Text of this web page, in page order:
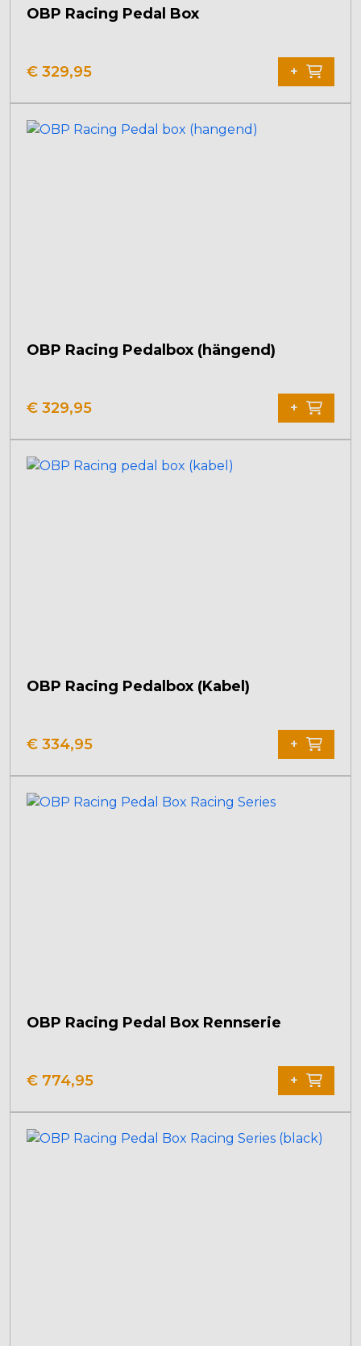
OBP Racing Pedal Box
€ 329,95 +
OBP Racing Pedalbox (hängend)
€ 329,95 +
OBP Racing Pedalbox (Kabel)
€ 334,95 +
OBP Racing Pedal Box Rennserie
€ 774,95 +